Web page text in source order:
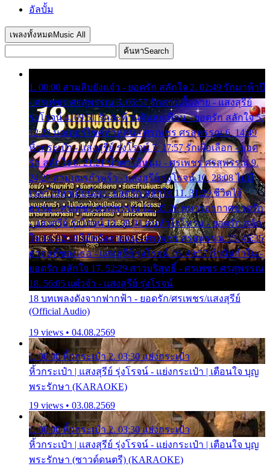
อัลบั้ม
เพลงทั้งหมด Music All
ค้นหาSearch
1. 00:00 สามสิบยังแจ๋ว - ยอดรัก สลักใจ 2. 02:49 รักมาห้าปี
- ศรเพชร ศรสุพรรณ 3. 05:57 รักสาวเสื้อลาย - แสงสุรีย์
รุ่งโรจน์ 4. 09:51 รักสะท้านดินสะเทือน - ยอดรัก สลักใจ 5.
12:23 มอเตอร์ไซค์ทำหล่น - ศรเพชร ศรสุพรรณ 6. 14:49
หิ้วกระเป๋า - แสงสุรีย์ รุ่งโรจน์ 7. 17:57 รักเผื่อเลือก - ยอด
รัก สลักใจ 8. 21:21 น้ำตาไอ้หนุ่ม - ศรเพชร ศรสุพรรณ 9.
24:27 สามเณรกำพร้า - แสงสุรีย์ รุ่งโรจน์ 10. 28:08 ไม่มี
เวลาไปหาเมียน้อย - ยอดรัก สลักใจ 11. 31:29 ชีวิตไอ้
ธรรม - ศรเพชร ศรสุพรรณ 12. 35:26 ทหารอากาศขาดรัก
- แสงสุรีย์ รุ่งโรจน์ 13. 39:01 คนหัวใจโทรม - ยอดรัก สลัก
ใจ 14. 42:49 ไอ้หวังตายแน่ - ศรเพชร ศรสุพรรณ 15. 46:35
ธาตุแท้ของเธอ - แสงสุรีย์ รุ่งโรจน์ 16. 49:57 กำนันกำใน -
ยอดรัก สลักใจ 17. 52:29 สาวบริสุทธิ์ - ศรเพชร ศรสุพรรณ
18. 56:05 แต๋วจ๋า - แสงสุรีย์ รุ่งโรจน์
18 บทเพลงดังจากฟากฟ้า - ยอดรัก/ศรเพชร/แสงสุรีย์
(Official Audio)
19 views • 04.08.2569
1. 00:00 หิ้วกระเป๋า 2. 03:30 แย่งกระเป๋า
หิ้วกระเป๋า | แสงสุรีย์ รุ่งโรจน์ - แย่งกระเป๋า | เตือนใจ บุญ
พระรักษา (KARAOKE)
19 views • 03.08.2569
1. 00:00 หิ้วกระเป๋า 2. 03:30 แย่งกระเป๋า
หิ้วกระเป๋า | แสงสุรีย์ รุ่งโรจน์ - แย่งกระเป๋า | เตือนใจ บุญ
พระรักษา (ซาวด์ดนตรี) (KARAOKE)